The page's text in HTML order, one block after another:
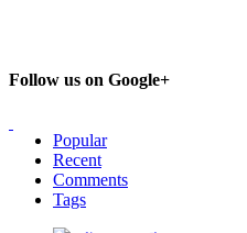
Follow us on Google+
Popular
Recent
Comments
Tags